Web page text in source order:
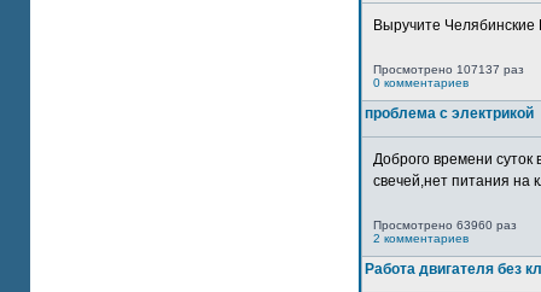
Выручите
Просмотрено 107137 раз
0 комментариев
проблема с электрикой
Доброго времени суток
свечей,нет питания на
Просмотрено 63960 раз
2 комментариев
Работа двигателя без